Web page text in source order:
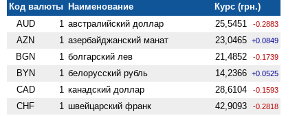
Код валюты Наименование
Курс (грн.)
AUD
1 австралийский доллар 25,5451 -0.2883
AZN 1 азербайджанский манат 23,0465 +0.0849
BGN 1 болгарский лев 21,4852 -0.1739
BYN 1 белорусский рубль 14,2366 +0.0525
CAD 1 канадский доллар 28,6104 -0.1593
CHF 1 швейцарский франк 42,9093 -0.2818